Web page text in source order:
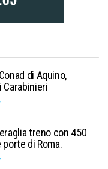
di Aquino,
treno con 450
di Roma.